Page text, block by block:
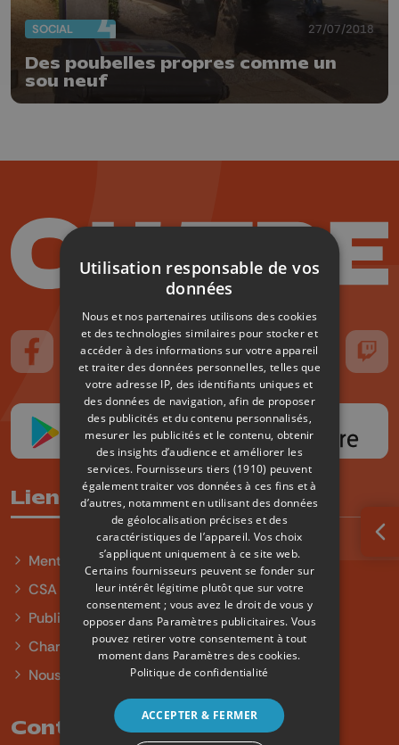
SOCIAL 27/07/2018
Des poubelles propres comme un
sou neuf
Suivez-nous sur FaceBook
Suivez-nous sur Instagram
Suivez-nous sur TikTokSuivez-nous sur YouTube
Suivez-nous
Liens utiles
Mentions légales
CSA
Publicité
Charte sur l'égalité et la diversité
Nous contacter
Contact
Utilisation responsable de vos
données
Nous et nos partenaires utilisons des cookies
et des technologies similaires pour stocker et
accéder à des informations sur votre appareil
et traiter des données personnelles, telles que
votre adresse IP, des identifiants uniques et
des données de navigation, afin de proposer
des publicités et du contenu personnalisés,
mesurer les publicités et le contenu, obtenir
des insights d’audience et améliorer les
services. Fournisseurs tiers (1910) peuvent
également traiter vos données à ces fins et à
d’autres, notamment en utilisant des données
de géolocalisation précises et des
caractéristiques de l’appareil. Vos choix
s’appliquent uniquement à ce site web.
Certains fournisseurs peuvent se fonder sur
leur intérêt légitime plutôt que sur votre
consentement ; vous avez le droit de vous y
opposer dans Paramètres publicitaires. Vous
pouvez retirer votre consentement à tout
moment dans Paramètres des cookies.
Politique de confidentialité
ACCEPTER & FERMER